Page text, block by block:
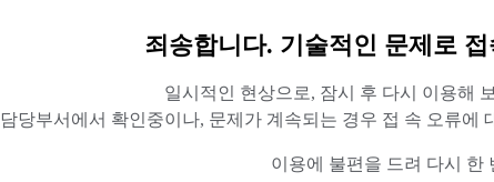
죄송합니다. 기술적인 문제로
일시적인 현상으로, 잠시 후 다시 이용해
담당부서에서 확인중이나, 문제가 계속되는 경우 접 속 오류에
이용에 불편을 드려 다시 한